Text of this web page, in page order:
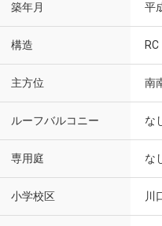
築年月 平
構造
主方位 南
ルーフバルコニー な
専用庭 な
小学校区 川